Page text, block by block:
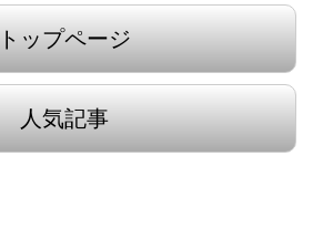
トップページ
人気記事